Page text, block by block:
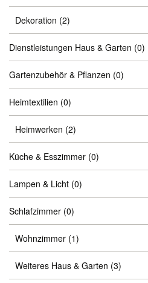
Dekoration (2)
Dienstleistungen Haus & Garten (0)
Gartenzubehör & Pflanzen (0)
Heimtextilien (0)
Heimwerken (2)
Küche & Esszimmer (0)
Lampen & Licht (0)
Schlafzimmer (0)
Wohnzimmer (1)
Weiteres Haus & Garten (3)